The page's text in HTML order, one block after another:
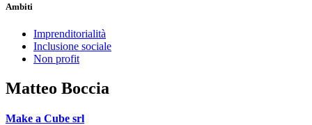
Ambiti
Imprenditorialità
Inclusione sociale
Non profit
Matteo Boccia
Make a Cube srl